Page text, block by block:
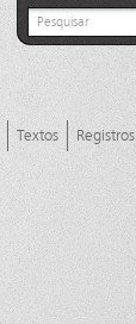
Textos Registros